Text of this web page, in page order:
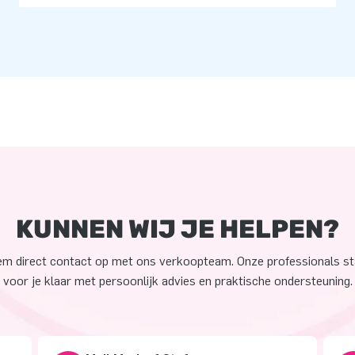
KUNNEN WIJ JE HELPEN?
direct contact op met ons verkoopteam. Onze professionals
voor je klaar met persoonlijk advies en praktische ondersteuning.